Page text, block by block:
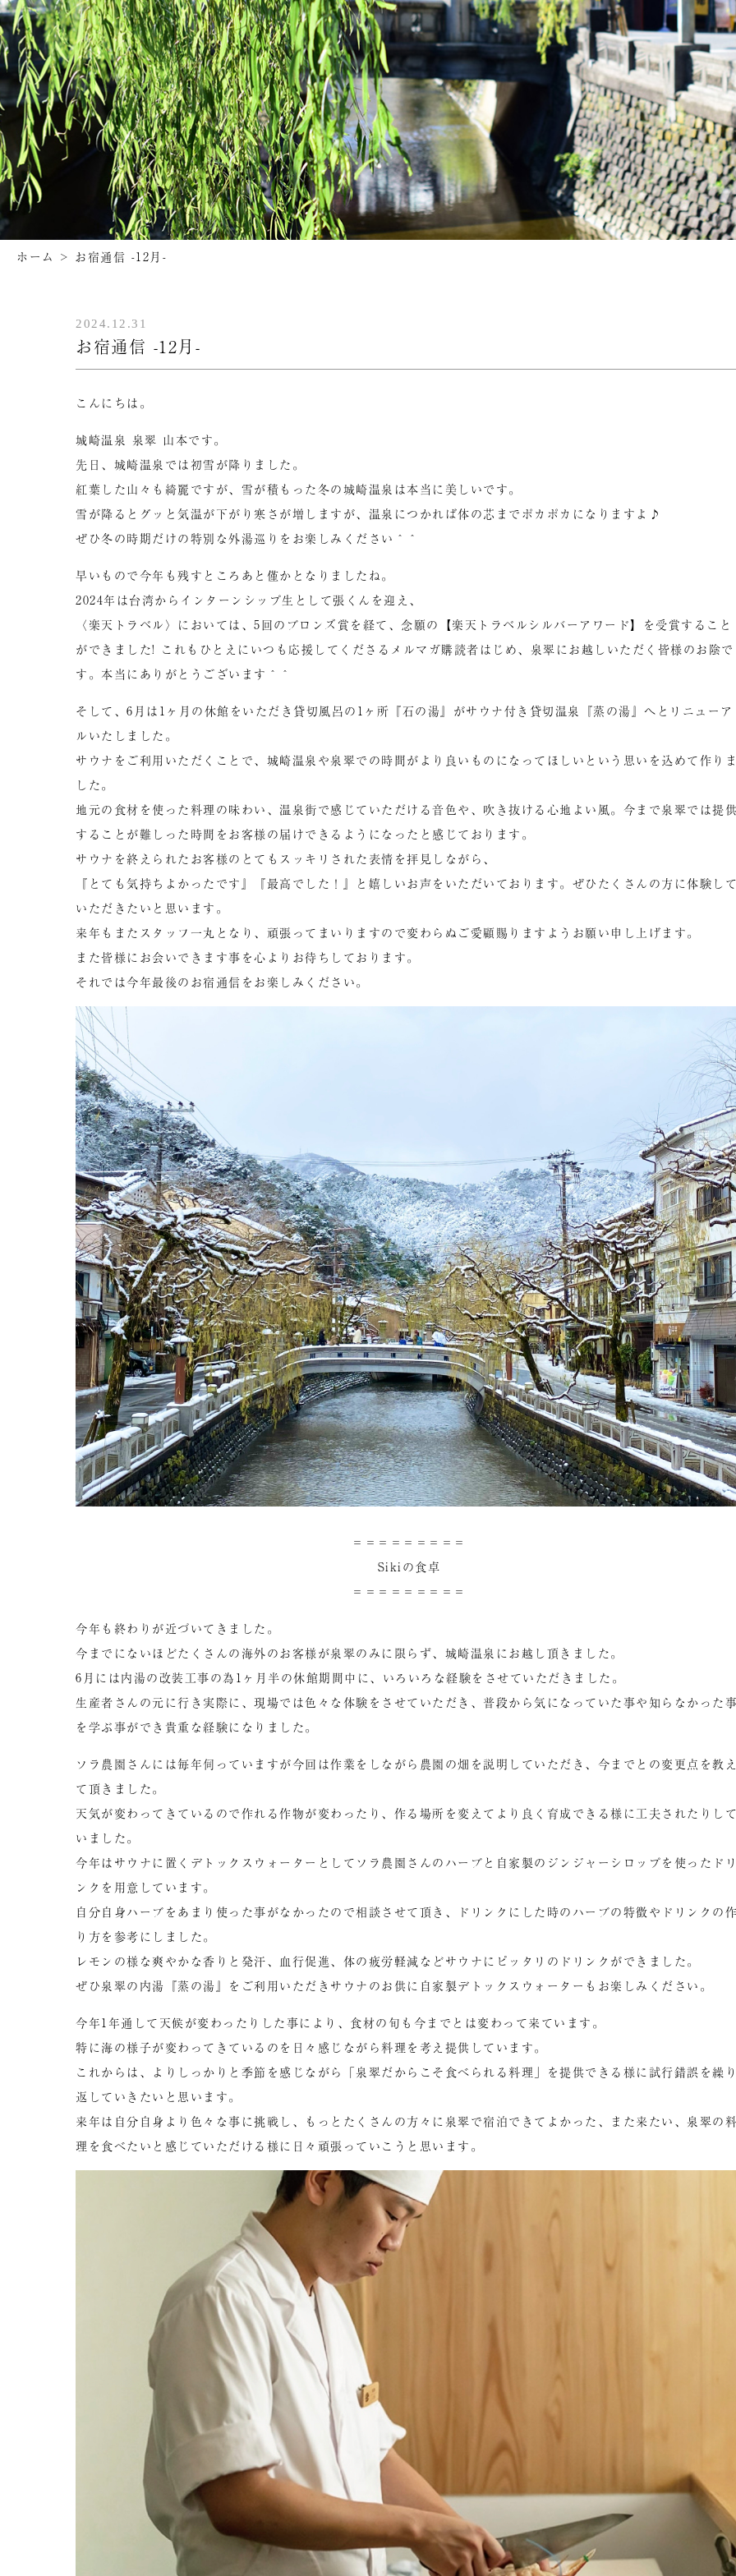
ホーム > お宿通信 -12月-
2024.12.31
お宿通信 -12月-
こんにちは。
城崎温泉 泉翠 山本です。
先日、城崎温泉では初雪が降りました。
紅葉した山々も綺麗ですが、雪が積もった冬の城崎温泉は本当に美しいです。
雪が降るとグッと気温が下がり寒さが増しますが、温泉につかれば体の芯までポカポカになりますよ♪
ぜひ冬の時期だけの特別な外湯巡りをお楽しみください＾＾
早いもので今年も残すところあと僅かとなりましたね。
2024年は台湾からインターンシップ生として張くんを迎え、
〈楽天トラベル〉においては、5回のブロンズ賞を経て、念願の【楽天トラベルシルバーアワード】を受賞すること
ができました! これもひとえにいつも応援してくださるメルマガ購読者はじめ、泉翠にお越しいただく皆様のお陰で
す。本当にありがとうございます＾＾
そして、6月は1ヶ月の休館をいただき貸切風呂の1ヶ所『石の湯』がサウナ付き貸切温泉『蒸の湯』へとリニューア
ルいたしました。
サウナをご利用いただくことで、城崎温泉や泉翠での時間がより良いものになってほしいという思いを込めて作りま
した。
地元の食材を使った料理の味わい、温泉街で感じていただける音色や、吹き抜ける心地よい風。今まで泉翠では提供
することが難しった時間をお客様の届けできるようになったと感じております。
サウナを終えられたお客様のとてもスッキリされた表情を拝見しながら、
『とても気持ちよかったです』『最高でした！』と嬉しいお声をいただいております。ぜひたくさんの方に体験して
いただきたいと思います。
来年もまたスタッフ一丸となり、頑張ってまいりますので変わらぬご愛顧賜りますようお願い申し上げます。
また皆様にお会いできます事を心よりお待ちしております。
それでは今年最後のお宿通信をお楽しみください。
＝＝＝＝＝＝＝＝＝
Sikiの食卓
＝＝＝＝＝＝＝＝＝
今年も終わりが近づいてきました。
今までにないほどたくさんの海外のお客様が泉翠のみに限らず、城崎温泉にお越し頂きました。
6月には内湯の改装工事の為1ヶ月半の休館期間中に、いろいろな経験をさせていただきました。
生産者さんの元に行き実際に、現場では色々な体験をさせていただき、普段から気になっていた事や知らなかった事
を学ぶ事ができ貴重な経験になりました。
ソラ農園さんには毎年伺っていますが今回は作業をしながら農園の畑を説明していただき、今までとの変更点を教え
て頂きました。
天気が変わってきているので作れる作物が変わったり、作る場所を変えてより良く育成できる様に工夫されたりして
いました。
今年はサウナに置くデトックスウォーターとしてソラ農園さんのハーブと自家製のジンジャーシロップを使ったドリ
ンクを用意しています。
自分自身ハーブをあまり使った事がなかったので相談させて頂き、ドリンクにした時のハーブの特徴やドリンクの作
り方を参考にしました。
レモンの様な爽やかな香りと発汗、血行促進、体の疲労軽減などサウナにピッタリのドリンクができました。
ぜひ泉翠の内湯『蒸の湯』をご利用いただきサウナのお供に自家製デトックスウォーターもお楽しみください。
今年1年通して天候が変わったりした事により、食材の旬も今までとは変わって来ています。
特に海の様子が変わってきているのを日々感じながら料理を考え提供しています。
これからは、よりしっかりと季節を感じながら「泉翠だからこそ食べられる料理」を提供できる様に試行錯誤を繰り
返していきたいと思います。
来年は自分自身より色々な事に挑戦し、もっとたくさんの方々に泉翠で宿泊できてよかった、また来たい、泉翠の料
理を食べたいと感じていただける様に日々頑張っていこうと思います。